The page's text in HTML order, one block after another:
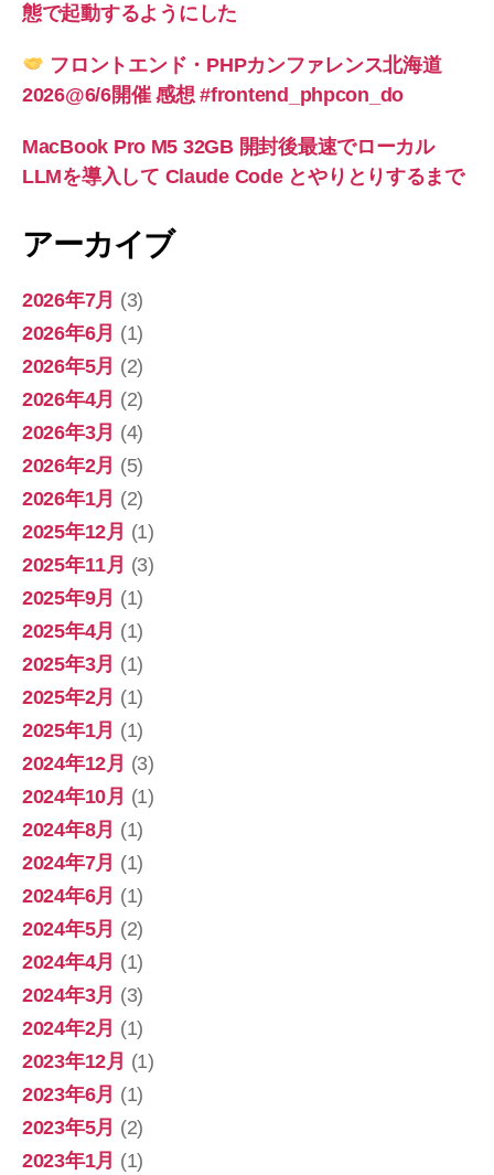
態で起動するようにした
フロントエンド・PHPカンファレンス北海道
2026@6/6開催 感想 #frontend_phpcon_do
MacBook Pro M5 32GB 開封後最速でローカル
LLMを導入して Claude Code とやりとりするまで
アーカイブ
2026年7月 (3)
2026年6月 (1)
2026年5月 (2)
2026年4月 (2)
2026年3月 (4)
2026年2月 (5)
2026年1月 (2)
2025年12月 (1)
2025年11月 (3)
2025年9月 (1)
2025年4月 (1)
2025年3月 (1)
2025年2月 (1)
2025年1月 (1)
2024年12月 (3)
2024年10月 (1)
2024年8月 (1)
2024年7月 (1)
2024年6月 (1)
2024年5月 (2)
2024年4月 (1)
2024年3月 (3)
2024年2月 (1)
2023年12月 (1)
2023年6月 (1)
2023年5月 (2)
2023年1月 (1)